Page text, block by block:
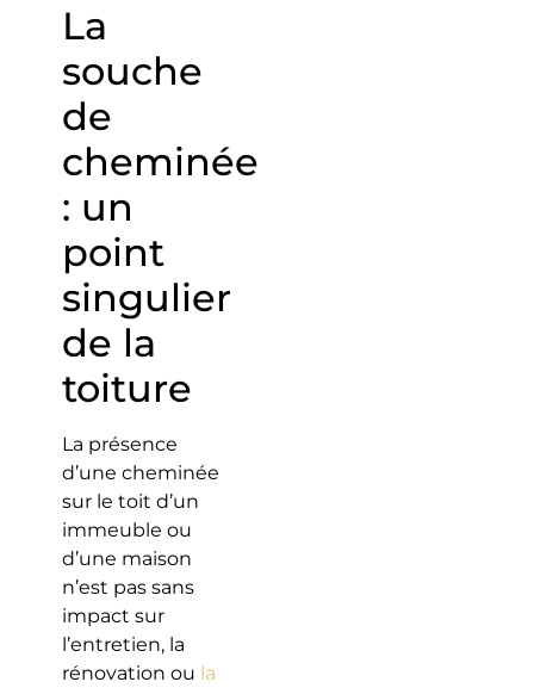
La
souche
de
cheminée
: un
point
singulier
de la
toiture
La présence
d’une cheminée
sur le toit d’un
immeuble ou
d’une maison
n’est pas sans
impact sur
l’entretien, la
rénovation ou la